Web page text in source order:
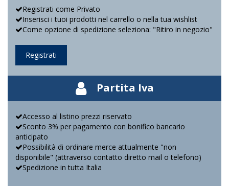
Registrati come Privato
Inserisci i tuoi prodotti nel carrello o nella tua wishlist
Come opzione di spedizione seleziona: "Ritiro in negozio"
Registrati
Partita Iva
Accesso al listino prezzi riservato
Sconto 3% per pagamento con bonifico bancario
anticipato
Possibilità di ordinare merce attualmente "non
disponibile" (attraverso contatto diretto mail o telefono)
Spedizione in tutta Italia